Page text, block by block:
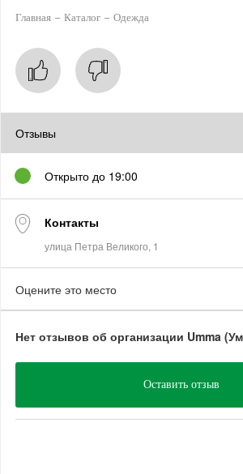
Главная Каталог Одежда
Отзывы
Открыто до 19:00
Контакты
Оцените это место
Нет отзывов об организации Umma
Оставить отзыв